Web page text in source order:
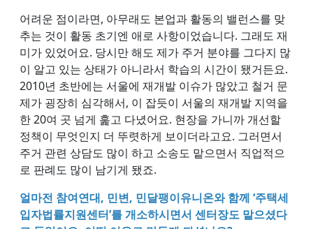
어려운 점이라면, 아무래도 본업과 활동의 밸런스를 맞
추는 것이 활동 초기엔 애로 사항이었습니다. 그래도 재
미가 있었어요. 당시만 해도 제가 주거 분야를 그다지 많
이 알고 있는 상태가 아니라서 학습의 시간이 됐거든요.
2010년 초반에는 서울에 재개발 이슈가 많았고 철거 문
제가 굉장히 심각해서, 이 잡듯이 서울의 재개발 지역을
한 20여 곳 넘게 훑고 다녔어요. 현장을 가니까 개선할
정책이 무엇인지 더 뚜렷하게 보이더라고요. 그러면서
주거 관련 상담도 많이 하고 소송도 맡으면서 직업적으
로 판례도 많이 남기게 됐죠.
얼마전 참여연대, 민변, 민달팽이유니온와 함께 ‘주택세
입자법률지원센터’를 개소하시면서 센터장도 맡으셨다